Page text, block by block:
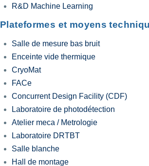
R&D Machine Learning
Plateformes et moyens
Salle de mesure bas bruit
Enceinte vide thermique
CryoMat
FACe
Concurrent Design Facility (CDF)
Laboratoire de photodétection
Atelier meca / Metrologie
Laboratoire DRTBT
Salle blanche
Hall de montage